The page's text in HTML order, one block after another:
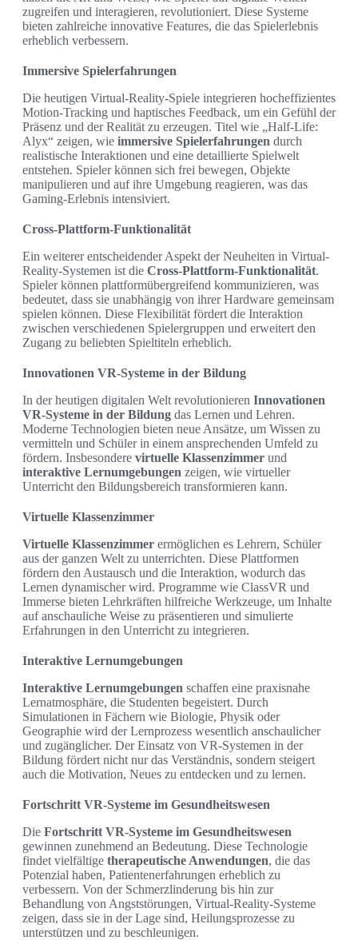
zugreifen und interagieren, revolutioniert. Diese Systeme
bieten zahlreiche innovative Features, die das Spielerlebnis
erheblich verbessern.
Immersive Spielerfahrungen
Die heutigen Virtual-Reality-Spiele integrieren hocheffizientes
Motion-Tracking und haptisches Feedback, um ein Gefühl der
Präsenz und der Realität zu erzeugen. Titel wie „Half-Life:
Alyx“ zeigen, wie immersive Spielerfahrungen durch
realistische Interaktionen und eine detaillierte Spielwelt
entstehen. Spieler können sich frei bewegen, Objekte
manipulieren und auf ihre Umgebung reagieren, was das
Gaming-Erlebnis intensiviert.
Cross-Plattform-Funktionalität
Ein weiterer entscheidender Aspekt der Neuheiten in Virtual-
Reality-Systemen ist die Cross-Plattform-Funktionalität.
Spieler können plattformübergreifend kommunizieren, was
bedeutet, dass sie unabhängig von ihrer Hardware gemeinsam
spielen können. Diese Flexibilität fördert die Interaktion
zwischen verschiedenen Spielergruppen und erweitert den
Zugang zu beliebten Spieltiteln erheblich.
Innovationen VR-Systeme in der Bildung
In der heutigen digitalen Welt revolutionieren Innovationen
VR-Systeme in der Bildung das Lernen und Lehren.
Moderne Technologien bieten neue Ansätze, um Wissen zu
vermitteln und Schüler in einem ansprechenden Umfeld zu
fördern. Insbesondere virtuelle Klassenzimmer und
interaktive Lernumgebungen zeigen, wie virtueller
Unterricht den Bildungsbereich transformieren kann.
Virtuelle Klassenzimmer
Virtuelle Klassenzimmer ermöglichen es Lehrern, Schüler
aus der ganzen Welt zu unterrichten. Diese Plattformen
fördern den Austausch und die Interaktion, wodurch das
Lernen dynamischer wird. Programme wie ClassVR und
Immerse bieten Lehrkräften hilfreiche Werkzeuge, um Inhalte
auf anschauliche Weise zu präsentieren und simulierte
Erfahrungen in den Unterricht zu integrieren.
Interaktive Lernumgebungen
Interaktive Lernumgebungen schaffen eine praxisnahe
Lernatmosphäre, die Studenten begeistert. Durch
Simulationen in Fächern wie Biologie, Physik oder
Geographie wird der Lernprozess wesentlich anschaulicher
und zugänglicher. Der Einsatz von VR-Systemen in der
Bildung fördert nicht nur das Verständnis, sondern steigert
auch die Motivation, Neues zu entdecken und zu lernen.
Fortschritt VR-Systeme im Gesundheitswesen
Die Fortschritt VR-Systeme im Gesundheitswesen
gewinnen zunehmend an Bedeutung. Diese Technologie
findet vielfältige therapeutische Anwendungen, die das
Potenzial haben, Patientenerfahrungen erheblich zu
verbessern. Von der Schmerzlinderung bis hin zur
Behandlung von Angststörungen, Virtual-Reality-Systeme
zeigen, dass sie in der Lage sind, Heilungsprozesse zu
unterstützen und zu beschleunigen.